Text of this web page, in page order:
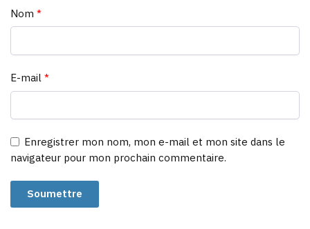
Nom *
E-mail *
Enregistrer mon nom, mon e-mail et mon site dans le
navigateur pour mon prochain commentaire.